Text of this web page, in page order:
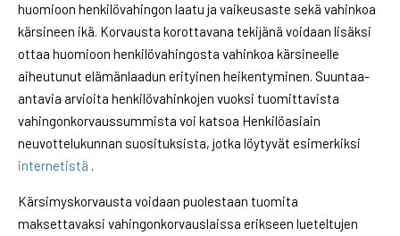
huomioon henkilövahingon laatu ja vaikeusaste sekä vahinkoa
kärsineen ikä. Korvausta korottavana tekijänä voidaan lisäksi
ottaa huomioon henkilövahingosta vahinkoa kärsineelle
aiheutunut elämänlaadun erityinen heikentyminen. Suuntaa-
antavia arvioita henkilövahinkojen vuoksi tuomittavista
vahingonkorvaussummista voi katsoa Henkilöasiain
neuvottelukunnan suosituksista, jotka löytyvät esimerkiksi
internetistä .
Kärsimyskorvausta voidaan puolestaan tuomita
maksettavaksi vahingonkorvauslaissa erikseen lueteltujen